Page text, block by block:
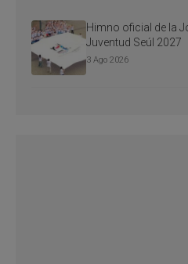
Himno oficial de la
Juventud Seúl 2027
3 Ago 2026